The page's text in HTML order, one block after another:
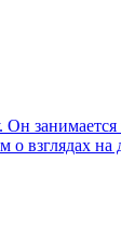
занимается
о взглядах